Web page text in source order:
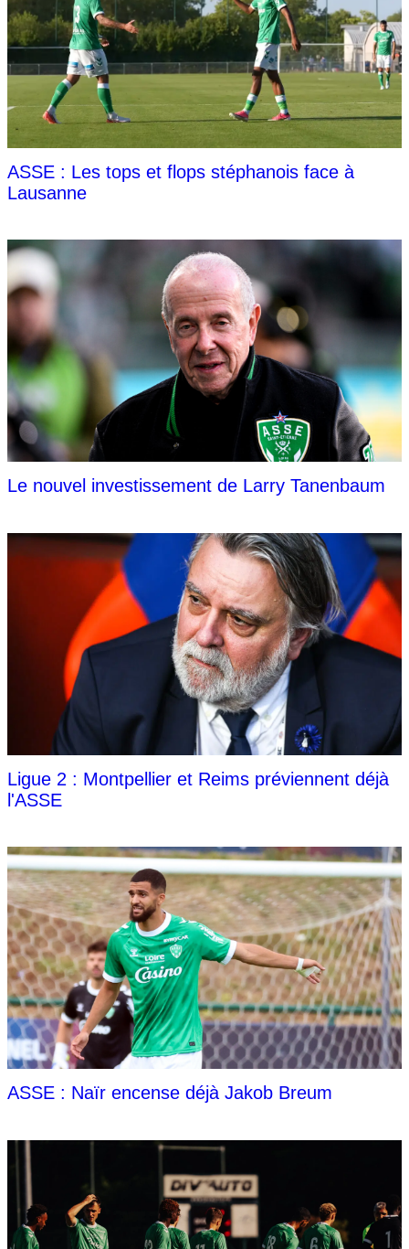
ASSE : Les tops et flops stéphanois face à
Lausanne
Le nouvel investissement de Larry Tanenbaum
Ligue 2 : Montpellier et Reims préviennent déjà
l'ASSE
ASSE : Naïr encense déjà Jakob Breum